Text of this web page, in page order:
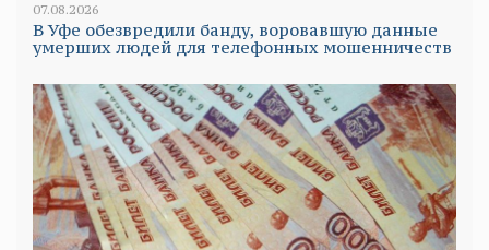
07.08.2026
В Уфе обезвредили банду, воровавшую данные
умерших людей для телефонных мошенничеств